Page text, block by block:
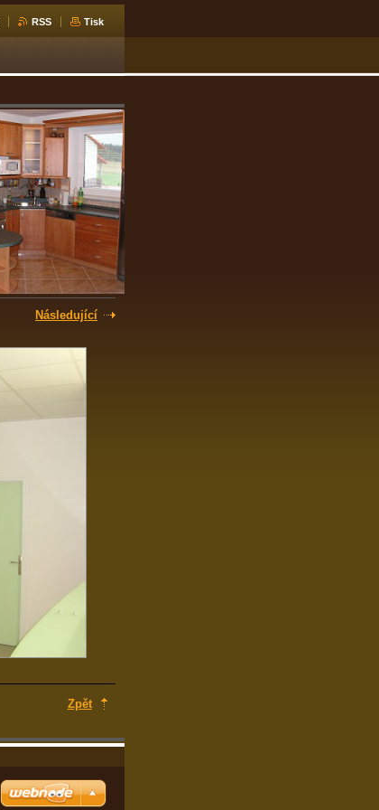
RSS Tisk
Následující
Zpět